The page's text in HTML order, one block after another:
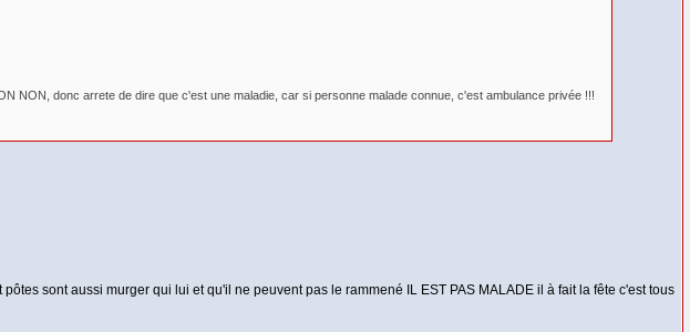
NON, donc arrete de dire que c'est une maladie, car si personne malade connue, c'est ambulance privée !!!
sont aussi murger qui lui et qu'il ne peuvent pas le rammené IL EST PAS MALADE il à fait la fête c'est tous